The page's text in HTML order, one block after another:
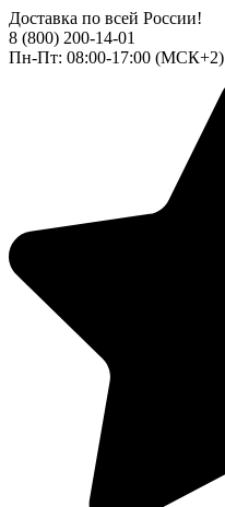
Доставка по всей России!
8 (800) 200-14-01
Пн-Пт: 08:00-17:00 (МСК+2)